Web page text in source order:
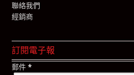
聯絡我們
經銷商
訂閱電子報
郵件 *